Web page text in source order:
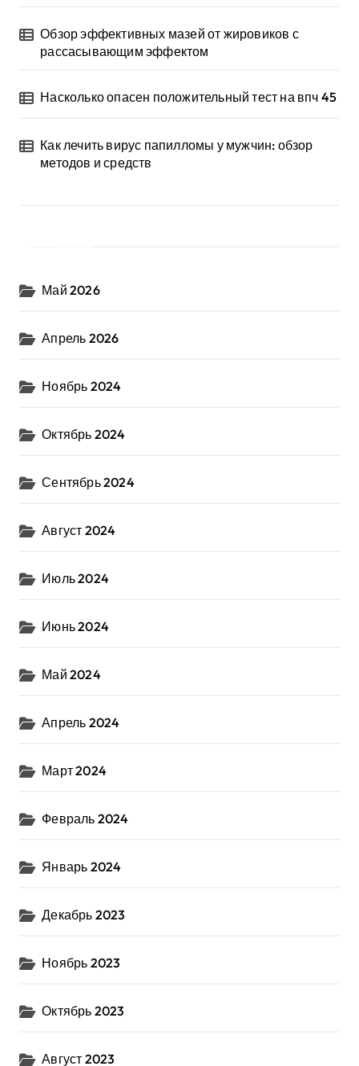
Обзор эффективных мазей от жировиков с
рассасывающим эффектом
Насколько опасен положительный тест на впч 45
Как лечить вирус папилломы у мужчин: обзор
методов и средств
Май 2026
Апрель 2026
Ноябрь 2024
Октябрь 2024
Сентябрь 2024
Август 2024
Июль 2024
Июнь 2024
Май 2024
Апрель 2024
Март 2024
Февраль 2024
Январь 2024
Декабрь 2023
Ноябрь 2023
Октябрь 2023
Август 2023